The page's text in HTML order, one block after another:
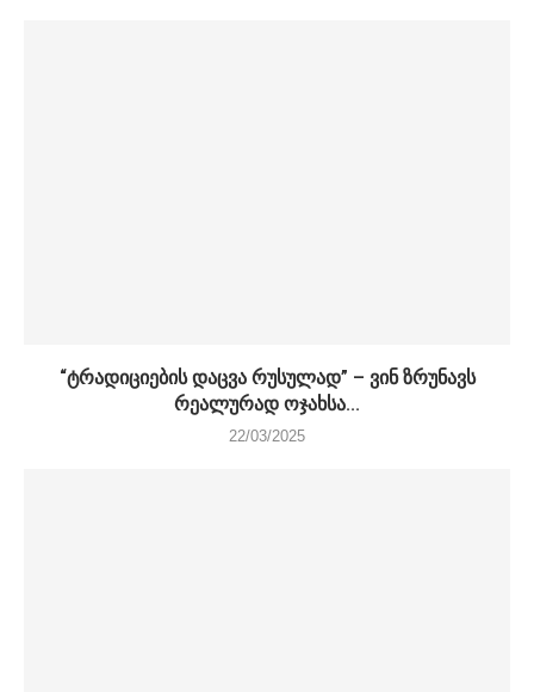
“ტრადიციების დაცვა რუსულად” – ვინ ზრუნავს
რეალურად ოჯახსა...
22/03/2025